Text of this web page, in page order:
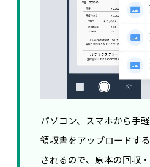
パソコン、スマホから手
領収書をアップロードす
されるので、原本の回収